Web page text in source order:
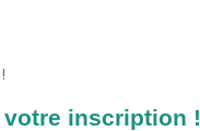
inscription !